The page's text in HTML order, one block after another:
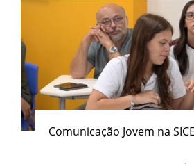
Comunicação Jovem na SICE